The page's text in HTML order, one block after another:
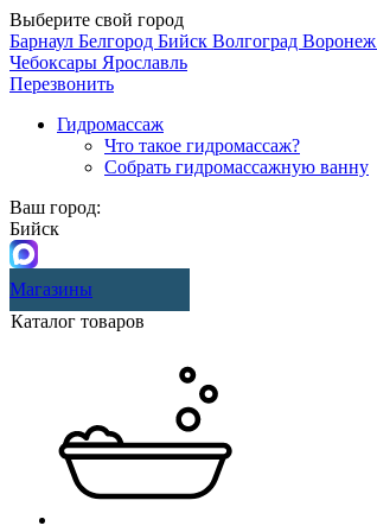
Выберите свой город
Барнаул Белгород Бийск Волгоград Воронеж
Чебоксары Ярославль
Перезвонить
Гидромассаж
Что такое гидромассаж?
Собрать гидромассажную ванну
Ваш город:
Бийск
Магазины
Каталог товаров